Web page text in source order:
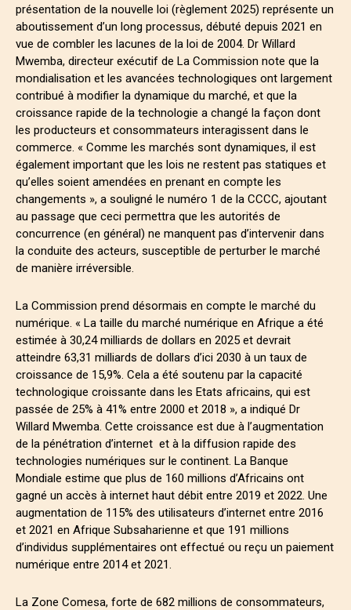
présentation de la nouvelle loi (règlement 2025) représente un
aboutissement d’un long processus, débuté depuis 2021 en
vue de combler les lacunes de la loi de 2004. Dr Willard
Mwemba, directeur exécutif de La Commission note que la
mondialisation et les avancées technologiques ont largement
contribué à modifier la dynamique du marché, et que la
croissance rapide de la technologie a changé la façon dont
les producteurs et consommateurs interagissent dans le
commerce. « Comme les marchés sont dynamiques, il est
également important que les lois ne restent pas statiques et
qu’elles soient amendées en prenant en compte les
changements », a souligné le numéro 1 de la CCCC, ajoutant
au passage que ceci permettra que les autorités de
concurrence (en général) ne manquent pas d’intervenir dans
la conduite des acteurs, susceptible de perturber le marché
de manière irréversible.
La Commission prend désormais en compte le marché du
numérique. « La taille du marché numérique en Afrique a été
estimée à 30,24 milliards de dollars en 2025 et devrait
atteindre 63,31 milliards de dollars d’ici 2030 à un taux de
croissance de 15,9%. Cela a été soutenu par la capacité
technologique croissante dans les Etats africains, qui est
passée de 25% à 41% entre 2000 et 2018 », a indiqué Dr
Willard Mwemba. Cette croissance est due à l’augmentation
de la pénétration d’internet et à la diffusion rapide des
technologies numériques sur le continent. La Banque
Mondiale estime que plus de 160 millions d’Africains ont
gagné un accès à internet haut débit entre 2019 et 2022. Une
augmentation de 115% des utilisateurs d’internet entre 2016
et 2021 en Afrique Subsaharienne et que 191 millions
d’individus supplémentaires ont effectué ou reçu un paiement
numérique entre 2014 et 2021.
La Zone Comesa, forte de 682 millions de consommateurs,